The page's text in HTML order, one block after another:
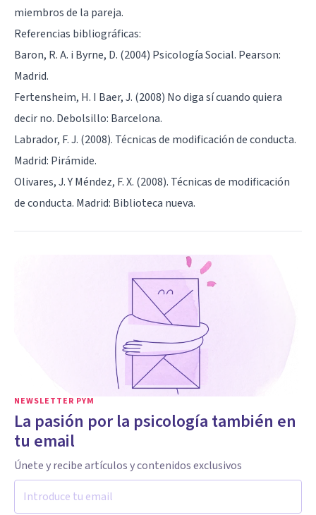
miembros de la pareja.
Referencias bibliográficas:
Baron, R. A. i Byrne, D. (2004) Psicología Social. Pearson:
Madrid.
Fertensheim, H. I Baer, J. (2008) No diga sí cuando quiera
decir no. Debolsillo: Barcelona.
Labrador, F. J. (2008). Técnicas de modificación de conducta.
Madrid: Pirámide.
Olivares, J. Y Méndez, F. X. (2008). Técnicas de modificación
de conducta. Madrid: Biblioteca nueva.
NEWSLETTER PYM
La pasión por la psicología también en
tu email
Únete y recibe artículos y contenidos exclusivos